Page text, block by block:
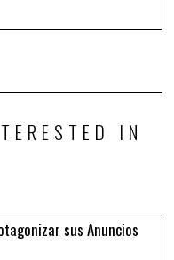
IN
sus Anuncios